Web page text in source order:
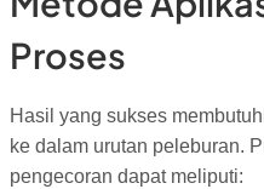
Proses
Hasil yang sukses
ke dalam urutan peleburan.
pengecoran dapat meliputi: